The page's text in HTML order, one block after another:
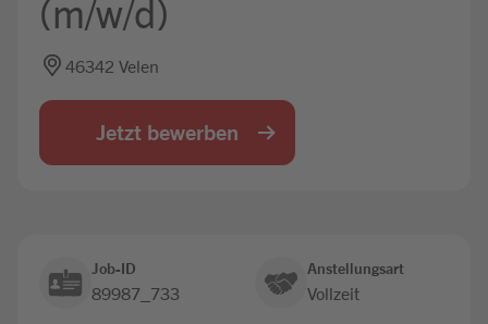
(m/w/d)
46342 Velen
Jetzt bewerben
Job-ID
89987_733
Anstellungsart
Vollzeit